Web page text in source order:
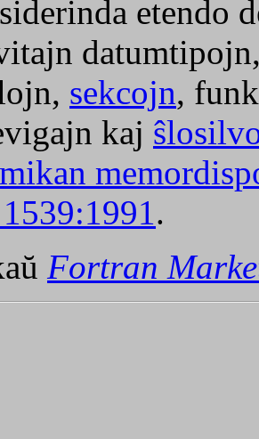
etendo
sekcojn,
kaj
.
Fortran